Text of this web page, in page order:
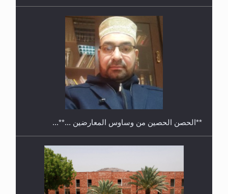
معرض القرآن الكريم لمدة ثلاثين يوما في مكتبة مدينة
ريهيماكي في فنلند
ندوة حول نظام الوصية في الجماعة الأحمدية في
شيتاغونغ – بنغلاديش
**الحصن الحصين من وساوس المعارضين ...**...